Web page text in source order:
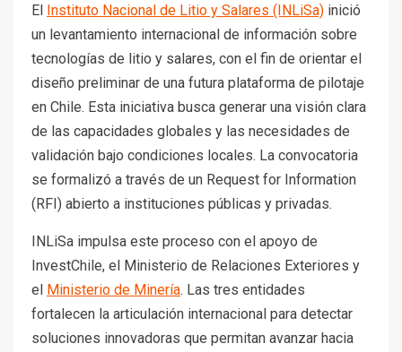
El Instituto Nacional de Litio y Salares (INLiSa) inició
un levantamiento internacional de información sobre
tecnologías de litio y salares, con el fin de orientar el
diseño preliminar de una futura plataforma de pilotaje
en Chile. Esta iniciativa busca generar una visión clara
de las capacidades globales y las necesidades de
validación bajo condiciones locales. La convocatoria
se formalizó a través de un Request for Information
(RFI) abierto a instituciones públicas y privadas.
INLiSa impulsa este proceso con el apoyo de
InvestChile, el Ministerio de Relaciones Exteriores y
el Ministerio de Minería. Las tres entidades
fortalecen la articulación internacional para detectar
soluciones innovadoras que permitan avanzar hacia